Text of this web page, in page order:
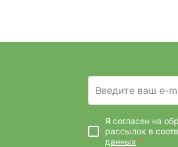
Введите ваш e-
Я согласен на
рассылок в
данных *